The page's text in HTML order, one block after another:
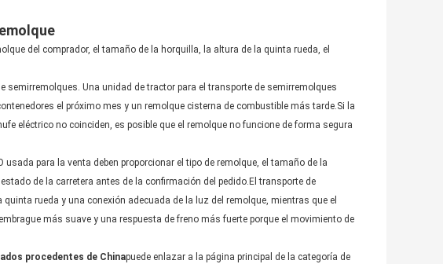
del comprador, el tamaño de la horquilla, la altura de la quinta rueda, el
Una unidad de tractor para el transporte de semirremolques
el próximo mes y un remolque cisterna de combustible más tarde.Si la
eléctrico no coinciden, es posible que el remolque no funcione de forma segura
para la venta deben proporcionar el tipo de remolque, el tamaño de la
de la carretera antes de la confirmación del pedido.El transporte de
rueda y una conexión adecuada de la luz del remolque, mientras que el
más suave y una respuesta de freno más fuerte porque el movimiento de
procedentes de Chinapuede enlazar a la página principal de la categoría de